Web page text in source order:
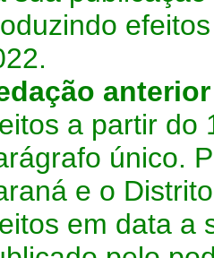
a partir do
único.
e o
em data a